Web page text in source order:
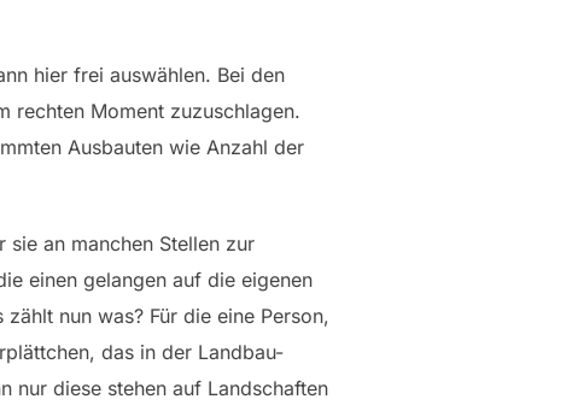
hier frei auswählen. Bei den
rechten Moment zuzuschlagen.
Ausbauten wie Anzahl der
an manchen Stellen zur
einen gelangen auf die eigenen
nun was? Für die eine Person,
das in der Landbau-
nur diese stehen auf Landschaften